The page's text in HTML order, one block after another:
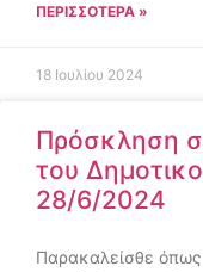
ΠΕΡΙΣΣΌΤΕΡΑ »
18 Ιουλίου 2024
Πρόσκληση
του
28/6/2024
Παρακαλείσθε όπως